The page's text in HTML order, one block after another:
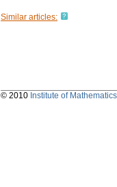
Similar articles:
© 2010 Institute of